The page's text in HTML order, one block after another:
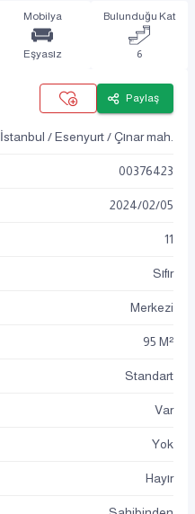
Mobilya
Eşyasız
Bulunduğu Kat
6
Paylaş
İstanbul / Esenyurt / Çınar mah.
00376423
2024/02/05
11
Sıfır
Merkezi
95 M²
Standart
Var
Yok
Hayır